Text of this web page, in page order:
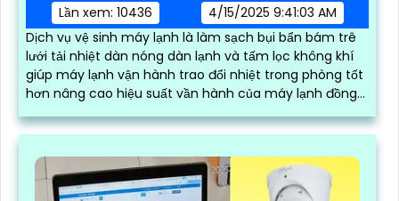
Lần xem: 10436
4/15/2025 9:41:03 AM
Dịch vụ vệ sinh máy lạnh là làm sạch bụi bẩn bám trê
lưới tải nhiệt dàn nóng dàn lạnh và tấm lọc không khí
giúp máy lạnh vận hành trao đổi nhiệt trong phòng tốt
hơn nâng cao hiệu suất vần hành của máy lạnh đồng
mùi hôi